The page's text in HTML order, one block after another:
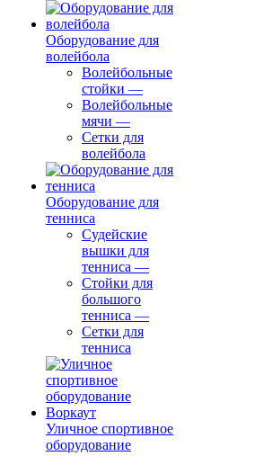
Оборудование для
волейбола
Волейбольные
стойки —
Волейбольные
мячи —
Сетки для
волейбола
Оборудование для
тенниса
Судейские
вышки для
тенниса —
Стойки для
большого
тенниса —
Сетки для
тенниса
Уличное спортивное
оборудование